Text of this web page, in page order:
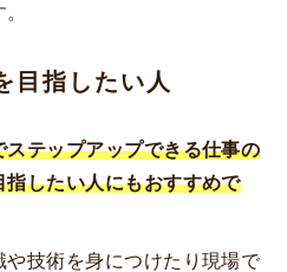
目指したい人
テップアップできる仕事の
したい人にもおすすめで
技術を身につけたり現場で